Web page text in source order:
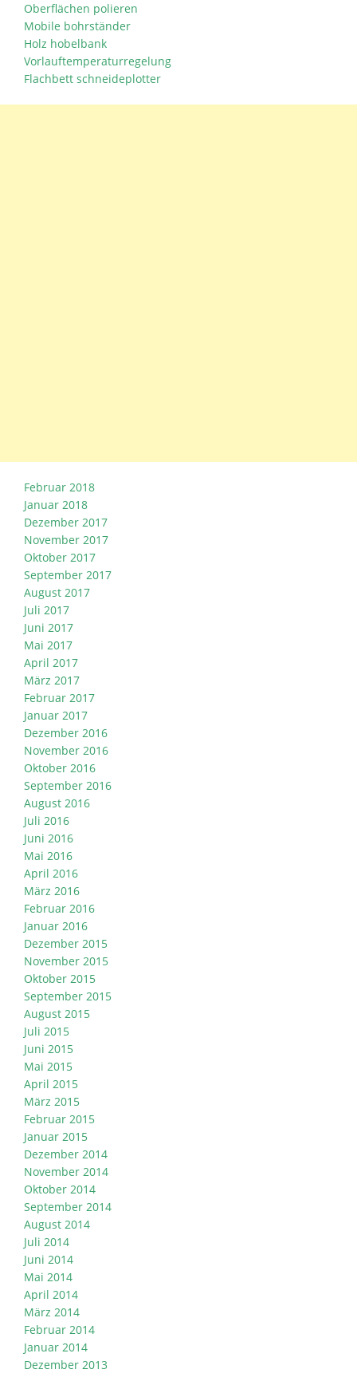
Oberflächen polieren
Mobile bohrständer
Holz hobelbank
Vorlauftemperaturregelung
Flachbett schneideplotter
Februar 2018
Januar 2018
Dezember 2017
November 2017
Oktober 2017
September 2017
August 2017
Juli 2017
Juni 2017
Mai 2017
April 2017
März 2017
Februar 2017
Januar 2017
Dezember 2016
November 2016
Oktober 2016
September 2016
August 2016
Juli 2016
Juni 2016
Mai 2016
April 2016
März 2016
Februar 2016
Januar 2016
Dezember 2015
November 2015
Oktober 2015
September 2015
August 2015
Juli 2015
Juni 2015
Mai 2015
April 2015
März 2015
Februar 2015
Januar 2015
Dezember 2014
November 2014
Oktober 2014
September 2014
August 2014
Juli 2014
Juni 2014
Mai 2014
April 2014
März 2014
Februar 2014
Januar 2014
Dezember 2013